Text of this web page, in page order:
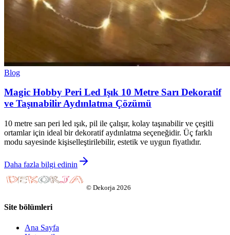
Blog
Magic Hobby Peri Led Işık 10 Metre Sarı Dekoratif
ve Taşınabilir Aydınlatma Çözümü
10 metre sarı peri led ışık, pil ile çalışır, kolay taşınabilir ve çeşitli
ortamlar için ideal bir dekoratif aydınlatma seçeneğidir. Üç farklı
modu sayesinde kişiselleştirilebilir, estetik ve uygun fiyatlıdır.
Daha fazla bilgi edinin
© Dekorja 2026
Site bölümleri
Ana Sayfa